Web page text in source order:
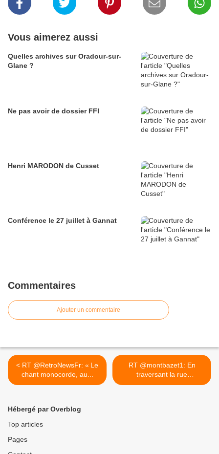
Vous aimerez aussi
Quelles archives sur Oradour-sur-
Glane ?
Ne pas avoir de dossier FFI
Henri MARODON de Cusset
Conférence le 27 juillet à Gannat
Commentaires
Ajouter un commentaire
< RT @RetroNewsFr: « Le
chant monocorde, au...
RT @montbazet1: En
traversant la rue
Rambuteau à... >
Hébergé par Overblog
Top articles
Pages